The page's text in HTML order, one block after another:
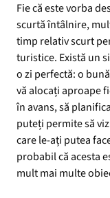
Fie că este vorba
scurtă întâlnire,
timp relativ scurt
turistice. Există un
o zi perfectă: o
vă alocați aproape
în avans, să
puteți permite să
care le-ați putea
probabil că acesta
mult mai multe